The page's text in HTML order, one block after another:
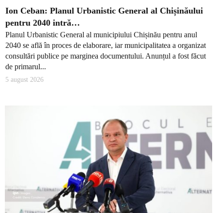
Ion Ceban: Planul Urbanistic General al Chișinăului
pentru 2040 intră…
Planul Urbanistic General al municipiului Chișinău pentru anul
2040 se află în proces de elaborare, iar municipalitatea a organizat
consultări publice pe marginea documentului. Anunțul a fost făcut
de primarul...
5 august 2026